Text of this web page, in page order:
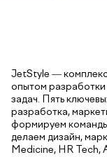
JetStyle —
опытом
задач. Пять
разработка,
формируем команды
делаем дизайн,
Medicine, HR Tech,